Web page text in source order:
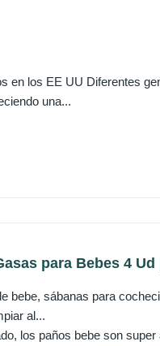
en los EE UU Diferentes
una...
para Bebes 4
sábanas para
al...
los paños bebe son